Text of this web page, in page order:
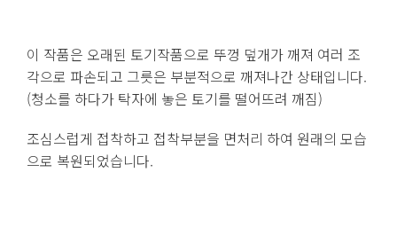
이 작품은 오래된 토기작품으로 뚜껑 덮개가 깨져 여러 조
각으로 파손되고 그릇은 부분적으로 깨져나간 상태입니다.
(청소를 하다가 탁자에 놓은 토기를 떨어뜨려 깨짐)
조심스럽게 접착하고 접착부분을 면처리 하여 원래의 모습
으로 복원되었습니다.